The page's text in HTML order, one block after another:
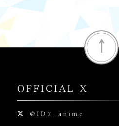
↑
OFFICIAL X
@ID7_anime